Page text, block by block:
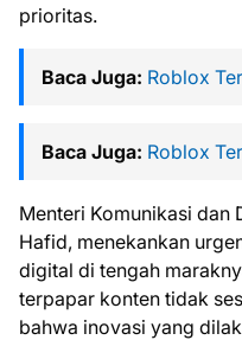
prioritas.
Baca Juga: Roblox
Baca Juga: Roblox
Menteri Komunikasi dan
Hafid, menekankan
digital di tengah
terpapar konten tidak
bahwa inovasi yang